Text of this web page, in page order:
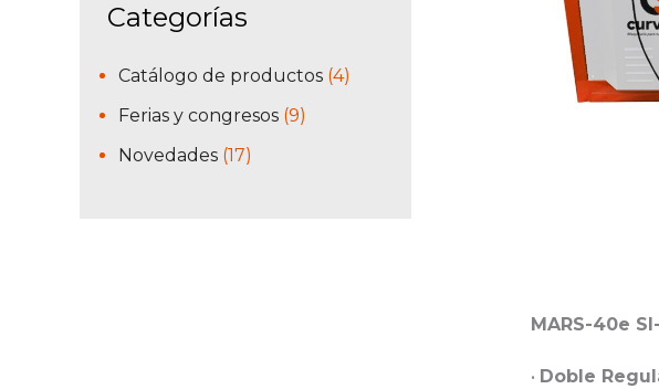
Categorías
Catálogo de productos (4)
Ferias y congresos (9)
Novedades (17)
MARS-40e
• Doble